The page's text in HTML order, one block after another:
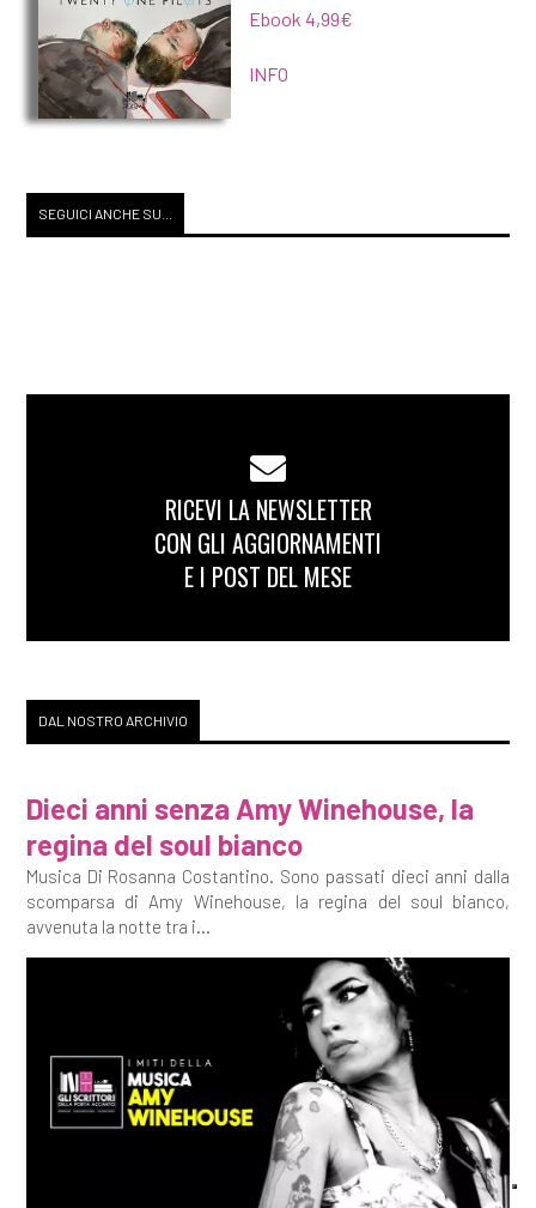
Ebook 4,99€
INFO
SEGUICI ANCHE SU...
RICEVI LA NEWSLETTER
CON GLI AGGIORNAMENTI
E I POST DEL MESE
DAL NOSTRO ARCHIVIO
Dieci anni senza Amy Winehouse, la
regina del soul bianco
Musica Di Rosanna Costantino. Sono passati dieci anni dalla
scomparsa di Amy Winehouse, la regina del soul bianco,
avvenuta la notte tra i...